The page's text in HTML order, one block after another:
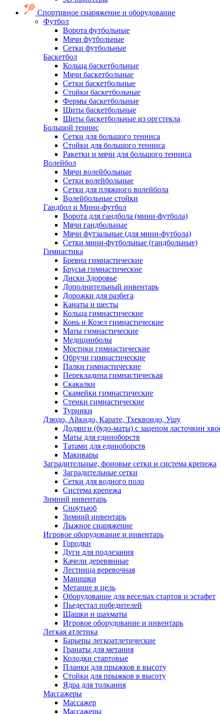
Спортивное снаряжение и оборудование
Футбол
Ворота футбольные
Мячи футбольные
Сетки футбольные
Баскетбол
Кольца баскетбольные
Мячи баскетбольные
Сетки баскетбольные
Стойки баскетбольные
Фермы баскетбольные
Щиты баскетбольные
Щиты баскетбольные из оргстекла
Большой теннис
Сетки для большого тенниса
Стойки для большого тенниса
Ракетки и мячи для большого тенниса
Волейбол
Мячи волейбольные
Сетки волейбольные
Сетки для пляжного волейбола
Волейбольные стойки
Гандбол и Мини-футбол
Ворота для гандбола (мини-футбола)
Мячи гандбольные
Мячи футзальные (для мини-футбола)
Сетки мини-футбольные (гандбольные)
Гимнастика
Бревна гимнастические
Брусья гимнастические
Диски Здоровье
Дополнительный инвентарь
Дорожки для разбега
Канаты и шесты
Кольца гимнастические
Конь и Козел гимнастические
Маты гимнастические
Медицинболы
Мостики гимнастические
Обручи гимнастические
Палки гимнастические
Перекладина гимнастическая
Скакалки
Скамейки гимнастические
Стенки гимнастические
Турники
Дзюдо, Айкидо, Карате, Тхеквондо, Ушу
Додянги (будо-маты) с зацепом ласточкин
Маты для единоборств
Татами для единоборств
Макивары
Заградительные, фоновые сетки и система крепежа
Заградительные сетки
Сетки для водного поло
Система крепежа
Зимний инвентарь
Сноутьюб
Зимний инвентарь
Лыжное снаряжение
Игровое оборудование и инвентарь
Городки
Дуги для подлезания
Качели деревянные
Лестница веревочная
Манишки
Метание в цель
Оборудование для веселых стартов и эстафет
Пьедестал победителей
Шашки и шахматы
Игровое оборудование и инвентарь
Легкая атлетика
Барьеры легкоатлетические
Гранаты для метания
Колодки стартовые
Планки для прыжков в высоту
Стойки для прыжков в высоту
Ядра для толкания
Массажеры
Массажер
Массажеры